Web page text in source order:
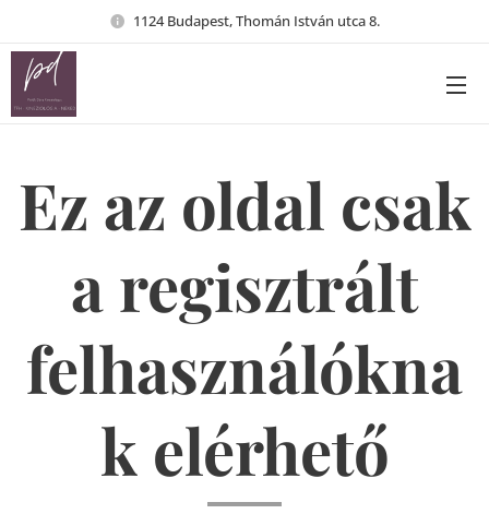
1124 Budapest, Thomán István utca 8.
Ez az oldal csak
a regisztrált
felhasználókna
k elérhető